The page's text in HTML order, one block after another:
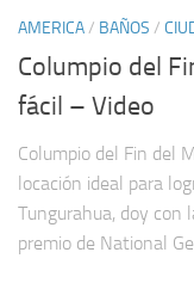
AMERICA/ BAÑOS /
Columpio del
fácil – Video
Columpio del Fin del
locación ideal para
Tungurahua, doy con
premio de National